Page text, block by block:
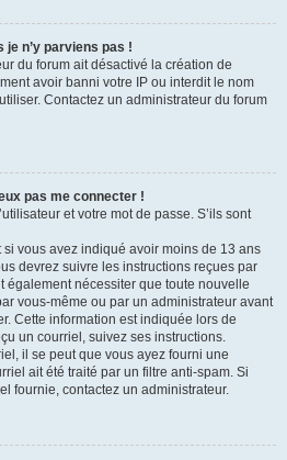
je n’y parviens pas !
du forum ait désactivé la création de
avoir banni votre IP ou interdit le nom
Contactez un administrateur du forum
pas me connecter !
et votre mot de passe. S’ils sont
si vous avez indiqué avoir moins de 13 ans
devrez suivre les instructions reçues par
également nécessiter que toute nouvelle
vous-même ou par un administrateur avant
Cette information est indiquée lors de
un courriel, suivez ses instructions.
il se peut que vous ayez fourni une
ait été traité par un filtre anti-spam. Si
fournie, contactez un administrateur.